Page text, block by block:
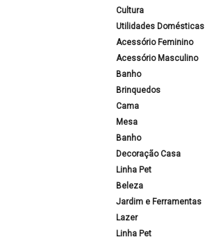
Cultura
Utilidades Domésticas
Acessório Feminino
Acessório Masculino
Banho
Brinquedos
Cama
Mesa
Banho
Decoração Casa
Linha Pet
Beleza
Jardim e Ferramentas
Lazer
Linha Pet